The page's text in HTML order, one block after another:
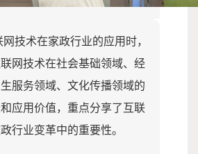
技术在家政行业的应用时，
网技术在社会基础领域、经
服务领域、文化传播领域的
应用价值，重点分享了互联
行业变革中的重要性。